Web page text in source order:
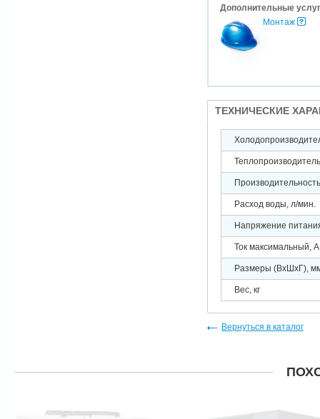
Дополнительные
Монтаж
ТЕХНИЧЕСКИЕ
Расход воды, л/мин.
Напряжение
Ток максимальный, А
Размеры (ВхШхГ),
Вес, кг
Вернуться в каталог